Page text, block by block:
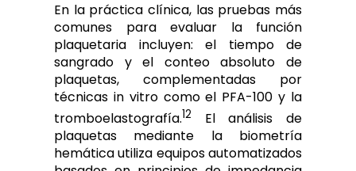
En la práctica clínica, las pruebas más
comunes para evaluar la función
plaquetaria incluyen: el tiempo de
sangrado y el conteo absoluto de
plaquetas, complementadas por
técnicas in vitro como el PFA-100 y la
tromboelastografía.12
El análisis de
plaquetas mediante la biometría
hemática utiliza equipos automatizados